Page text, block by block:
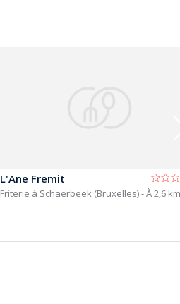
L'Ane Fremit
Friterie à Schaerbeek (Bruxelles)- À 2,6 km